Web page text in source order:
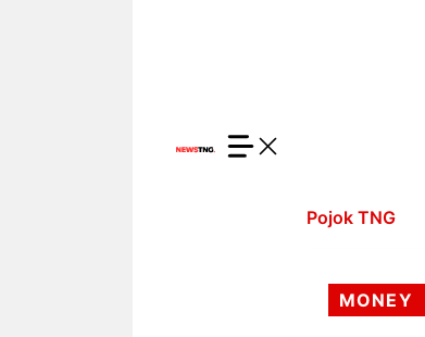
Pojok TNG
MONEY